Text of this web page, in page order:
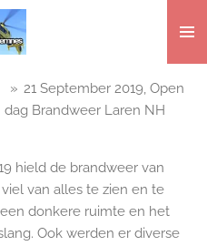
» 21 September 2019, Open
dag Brandweer Laren NH
hield de brandweer van
van alles te zien en te
donkere ruimte en het
Ook werden er diverse